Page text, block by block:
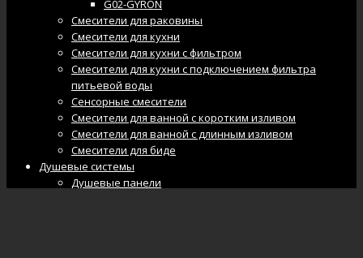
G02-GYRON
Смесители для раковины
Смесители для кухни
Смесители для кухни с фильтром
Смесители для кухни с подключением фильтра
питьевой воды
Сенсорные смесители
Смесители для ванной с коротким изливом
Смесители для ванной с длинным изливом
Смесители для биде
Душевые системы
Душевые панели